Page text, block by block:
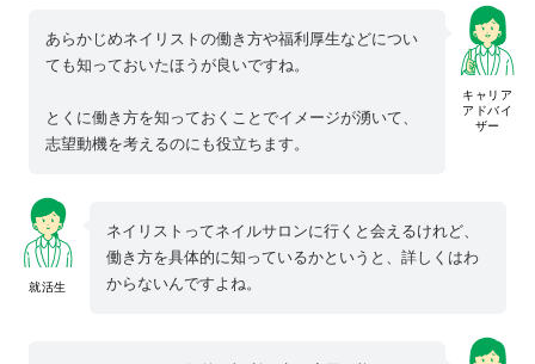
キャリア
アドバイ
ザー
あらかじめネイリストの働き方や福利厚生などについ
ても知っておいたほうが良いですね。
とくに働き方を知っておくことでイメージが湧いて、
志望動機を考えるのにも役立ちます。
就活生
ネイリストってネイルサロンに行くと会えるけれど、
働き方を具体的に知っているかというと、詳しくはわ
からないんですよね。